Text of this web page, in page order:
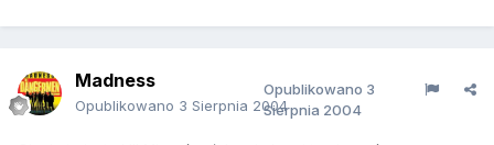
Madness
Opublikowano 3 Sierpnia 2004
Opublikowano 3
Sierpnia 2004